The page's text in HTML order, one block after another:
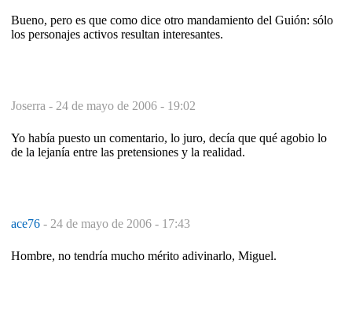
Bueno, pero es que como dice otro mandamiento del Guión: sólo
los personajes activos resultan interesantes.
Joserra - 24 de mayo de 2006 - 19:02
Yo había puesto un comentario, lo juro, decía que qué agobio lo
de la lejanía entre las pretensiones y la realidad.
ace76 - 24 de mayo de 2006 - 17:43
Hombre, no tendría mucho mérito adivinarlo, Miguel.